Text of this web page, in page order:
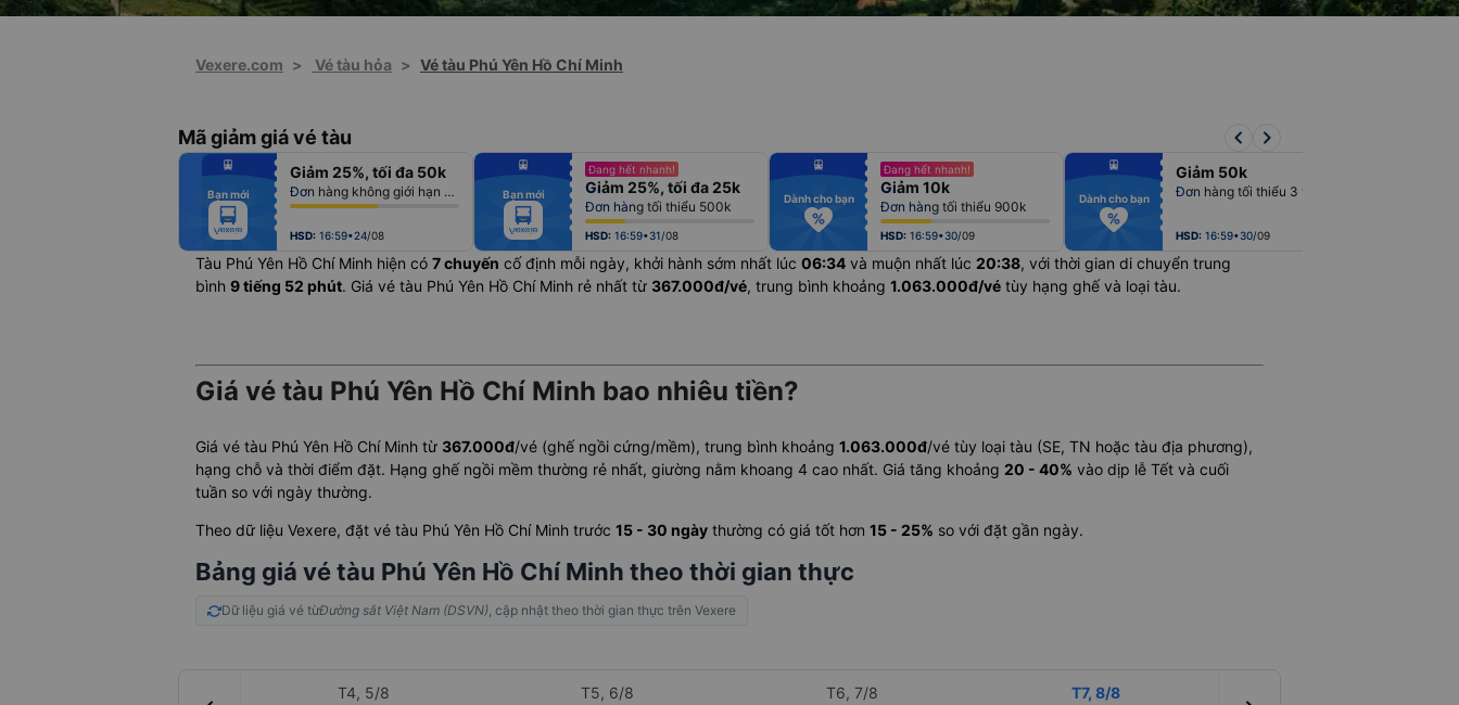
Vexere.com > Vé tàu hỏa > Vé tàu Phú Yên Hồ Chí Minh
Mã giảm giá vé tàu keyboard_arrow_left keyboard_arrow_right
fiber_manual_record
fiber_manual_record
fiber_manual_record
fiber_manual_record
fiber_manual_record
fiber_manual_record
fiber_manual_record
Bạn mới
Giảm 25%, tối đa 50k
Đơn hàng không giới hạn số lượng vé
HSD: 16:59•24/08
fiber_manual_record
fiber_manual_record
fiber_manual_record
fiber_manual_record
fiber_manual_record
fiber_manual_record
fiber_manual_record
Bạn mới
Đang hết nhanh!
Giảm 25%, tối đa 25k
Đơn hàng tối thiểu 500k
HSD: 16:59•31/08
fiber_manual_record
fiber_manual_record
fiber_manual_record
fiber_manual_record
fiber_manual_record
fiber_manual_record
fiber_manual_record
Dành cho bạn
Đang hết nhanh!
Giảm 10k
Đơn hàng tối thiểu 900k
HSD: 16:59•30/09
fiber_manual_record
fiber_manual_record
fiber_manual_record
fiber_manual_record
fiber_manual_record
fiber_manual_record
fiber_manual_record
Dành cho bạn
Giảm 50k
Đơn hàng tối thiểu 3 triệu
HSD: 16:59•30/09
Tàu Phú Yên Hồ Chí Minh hiện có 7 chuyến cố định mỗi ngày, khởi hành sớm nhất lúc 06:34 và muộn nhất lúc 20:38, với thời gian di chuyển trung
bình 9 tiếng 52 phút. Giá vé tàu Phú Yên Hồ Chí Minh rẻ nhất từ 367.000đ/vé, trung bình khoảng 1.063.000đ/vé tùy hạng ghế và loại tàu.
Giá vé tàu Phú Yên Hồ Chí Minh bao nhiêu tiền?
Giá vé tàu Phú Yên Hồ Chí Minh từ 367.000đ/vé (ghế ngồi cứng/mềm), trung bình khoảng 1.063.000đ/vé tùy loại tàu (SE, TN hoặc tàu địa phương),
hạng chỗ và thời điểm đặt. Hạng ghế ngồi mềm thường rẻ nhất, giường nằm khoang 4 cao nhất. Giá tăng khoảng 20 - 40% vào dịp lễ Tết và cuối
tuần so với ngày thường.
Theo dữ liệu Vexere, đặt vé tàu Phú Yên Hồ Chí Minh trước 15 - 30 ngày thường có giá tốt hơn 15 - 25% so với đặt gần ngày.
Bảng giá vé tàu Phú Yên Hồ Chí Minh theo thời gian thực
Dữ liệu giá vé từĐường sắt Việt Nam (DSVN), cập nhật theo thời gian thực trên Vexere
T4, 5/8 T5, 6/8 T6, 7/8 T7, 8/8